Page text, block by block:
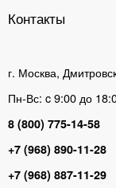
Контакты
г. Москва,
Пн-Вс: c 9:00 до
8 (800) 775-14-58
+7 (968) 890-11-28
+7 (968) 887-11-29